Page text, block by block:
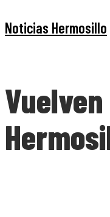
Noticias Hermosillo